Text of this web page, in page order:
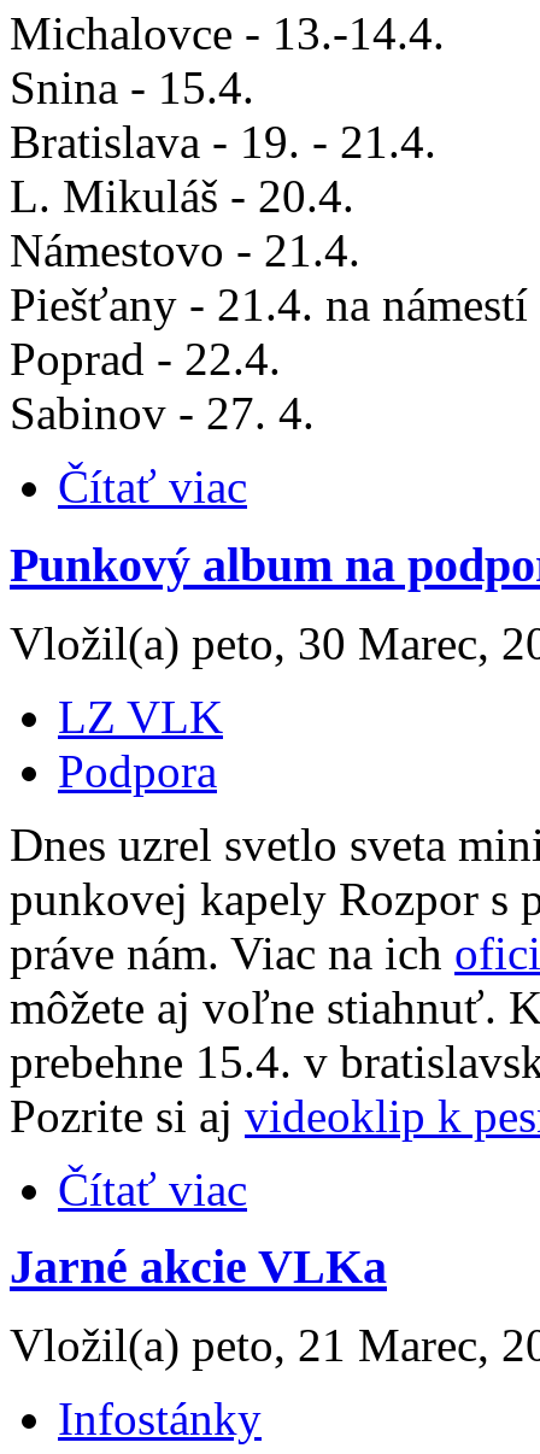
Michalovce - 13.-14.4.
Snina - 15.4.
Bratislava - 19. - 21.4.
L. Mikuláš - 20.4.
Námestovo - 21.4.
Piešťany - 21.4. na námestí
Poprad - 22.4.
Sabinov - 27. 4.
Čítať viac
Punkový album na
Vložil(a) peto, 30 Marec,
LZ VLK
Podpora
Dnes uzrel svetlo sveta
punkovej kapely Rozpor s
práve nám. Viac na ich
môžete aj voľne stiahnuť.
prebehne 15.4. v
Pozrite si aj videoklip k
Čítať viac
Jarné akcie VLKa
Vložil(a) peto, 21 Marec,
Infostánky